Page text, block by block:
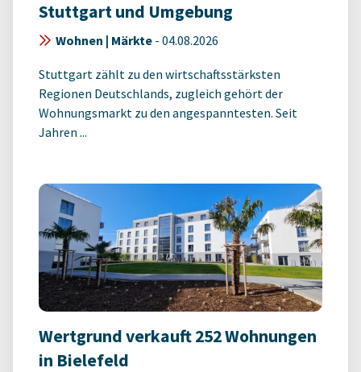
Stuttgart und Umgebung
Wohnen | Märkte - 04.08.2026
Stuttgart zählt zu den wirtschaftsstärksten
Regionen Deutschlands, zugleich gehört der
Wohnungsmarkt zu den angespanntesten. Seit
Jahren ...
Wertgrund verkauft 252 Wohnungen
in Bielefeld